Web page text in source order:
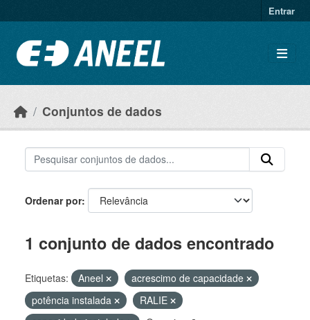
Entrar
Conjuntos de dados
Ordenar por
1 conjunto de dados encontrado
Etiquetas: Aneel
acrescimo de capacidade
potência instalada
RALIE